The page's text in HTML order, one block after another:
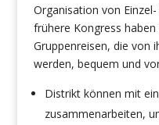
Organisation von
frühere Kongress
Gruppenreisen, die von
werden, bequem und
Distrikt können mit
zusammenarbeiten,